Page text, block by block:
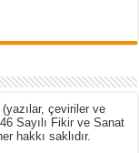
çeviriler ve
Sayılı Fikir ve Sanat
hakkı saklıdır.